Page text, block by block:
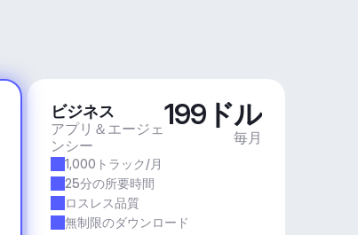
ビジネス
アプリ＆エージェ
ンシー
199ドル
毎月
1,000トラック/月
25分の所要時間
ロスレス品質
無制限のダウンロード